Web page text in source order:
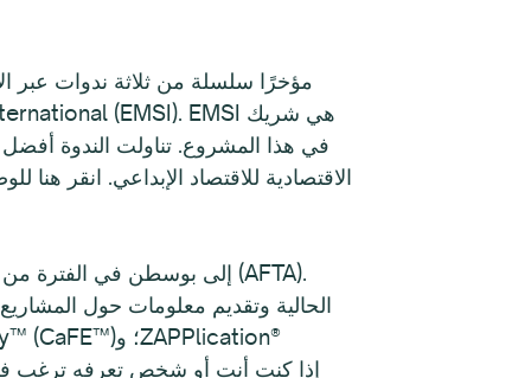
الاقتصادية للاقتصاد الإبداعي. انقر هنا